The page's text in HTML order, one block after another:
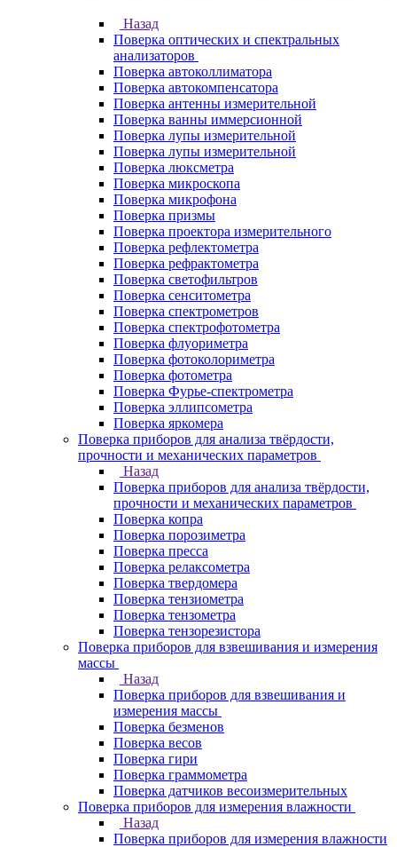
Назад
Поверка оптических и спектральных
анализаторов
Поверка автоколлиматора
Поверка автокомпенсатора
Поверка антенны измерительной
Поверка ванны иммерсионной
Поверка лупы измерительной
Поверка лупы измерительной
Поверка люксметра
Поверка микроскопа
Поверка микрофона
Поверка призмы
Поверка проектора измерительного
Поверка рефлектометра
Поверка рефрактометра
Поверка светофильтров
Поверка сенситометра
Поверка спектрометров
Поверка спектрофотометра
Поверка флуориметра
Поверка фотоколориметра
Поверка фотометра
Поверка Фурье-спектрометра
Поверка эллипсометра
Поверка яркомера
Поверка приборов для анализа твёрдости,
прочности и механических параметров
Назад
Поверка приборов для анализа твёрдости,
прочности и механических параметров
Поверка копра
Поверка порозиметра
Поверка пресса
Поверка релаксометра
Поверка твердомера
Поверка тензиометра
Поверка тензометра
Поверка тензорезистора
Поверка приборов для взвешивания и измерения
массы
Назад
Поверка приборов для взвешивания и
измерения массы
Поверка безменов
Поверка весов
Поверка гири
Поверка граммометра
Поверка датчиков весоизмерительных
Поверка приборов для измерения влажности
Назад
Поверка приборов для измерения влажности